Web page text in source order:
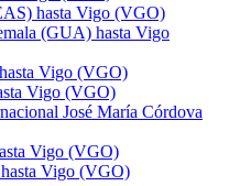
hasta Vigo (VGO)
(GUA) hasta Vigo
Vigo (VGO)
Vigo (VGO)
José María Córdova
Vigo (VGO)
Vigo (VGO)